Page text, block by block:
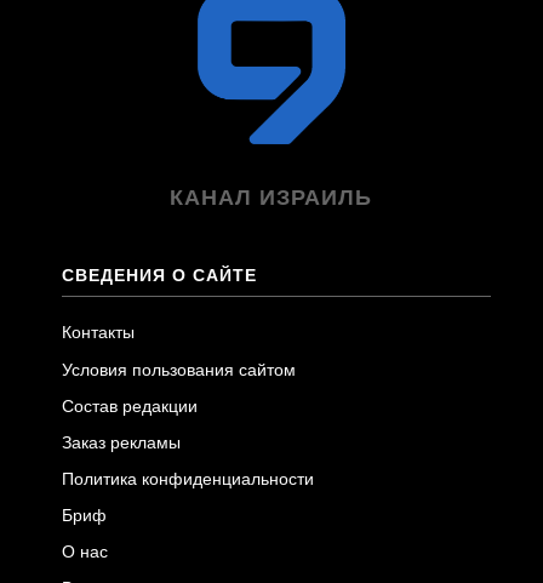
КАНАЛ ИЗРАИЛЬ
СВЕДЕНИЯ О САЙТЕ
Контакты
Условия пользования сайтом
Состав редакции
Заказ рекламы
Политика конфиденциальности
Бриф
О нас